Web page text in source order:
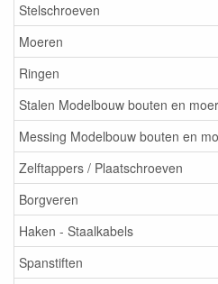
Stelschroeven
Moeren
Ringen
Stalen Modelbouw bouten en
Messing Modelbouw bouten en
Zelftappers / Plaatschroeven
Borgveren
Haken - Staalkabels
Spanstiften